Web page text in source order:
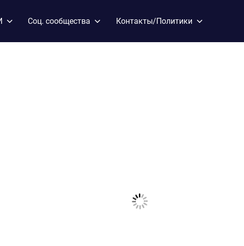
Соц. сообщества Контакты/Политики